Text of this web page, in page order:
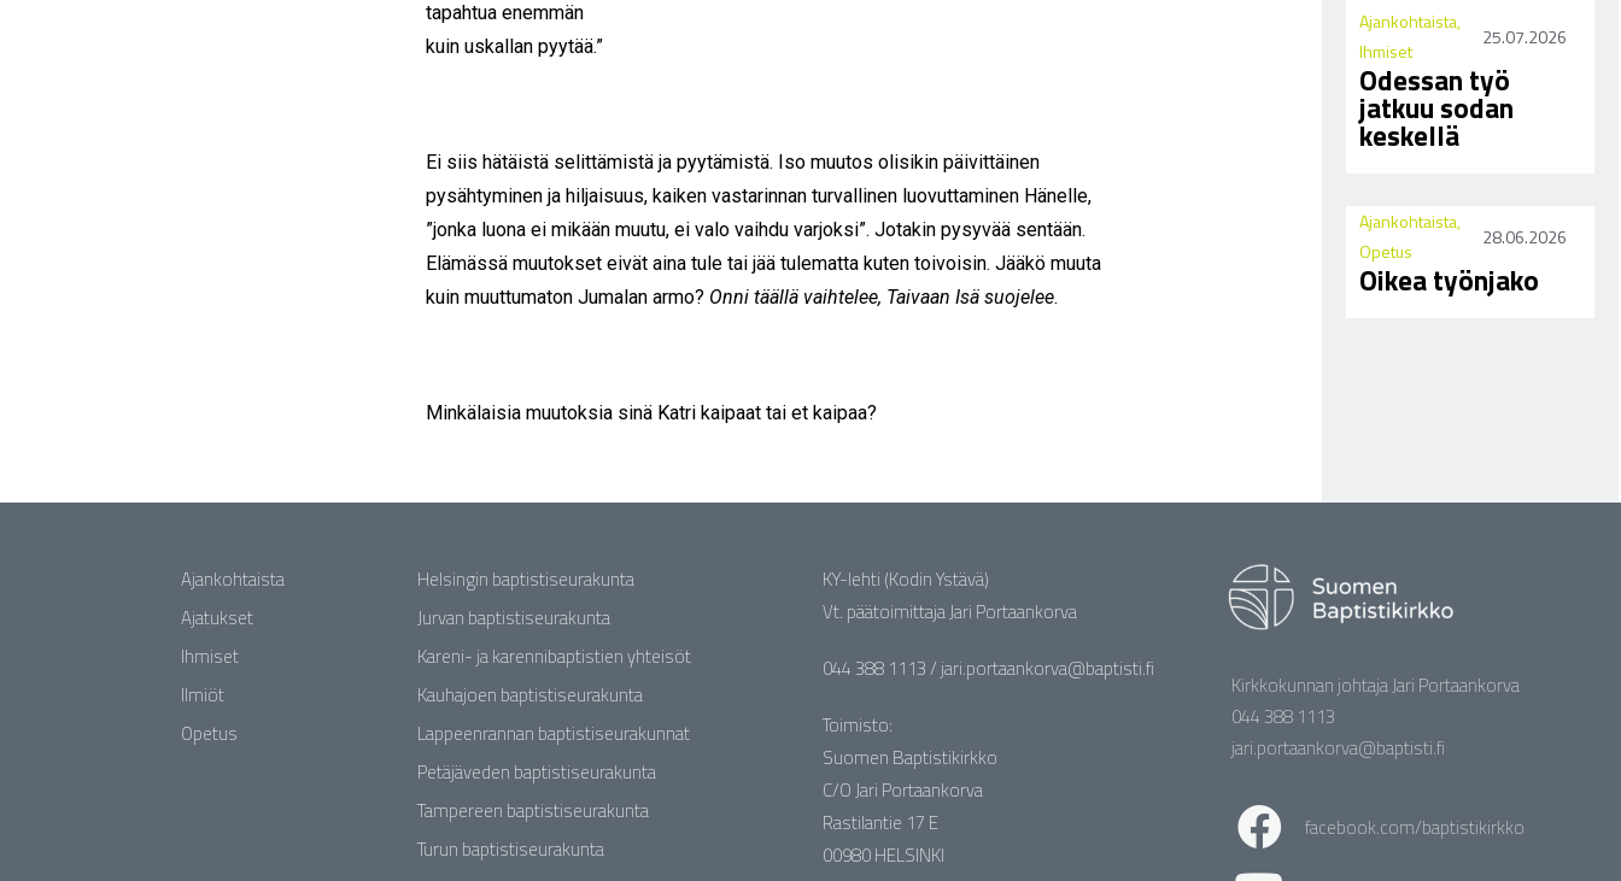
tapahtua enemmän
kuin uskallan pyytää.”
Ei siis hätäistä selittämistä ja pyytämistä. Iso muutos olisikin päivittäinen
pysähtyminen ja hiljaisuus, kaiken vastarinnan turvallinen luovuttaminen Hänelle,
”jonka luona ei mikään muutu, ei valo vaihdu varjoksi”. Jotakin pysyvää sentään.
Elämässä muutokset eivät aina tule tai jää tulematta kuten toivoisin. Jääkö muuta
kuin muuttumaton Jumalan armo? Onni täällä vaihtelee, Taivaan Isä suojelee.
Minkälaisia muutoksia sinä Katri kaipaat tai et kaipaa?
Ajankohtaista,
Ihmiset
25.07.2026
Odessan työ
jatkuu sodan
keskellä
Ajankohtaista,
Opetus
28.06.2026
Oikea työnjako
Ajankohtaista
Ajatukset
Ihmiset
Ilmiöt
Opetus
Helsingin baptistiseurakunta
Jurvan baptistiseurakunta
Kareni- ja karennibaptistien yhteisöt
Kauhajoen baptistiseurakunta
Lappeenrannan baptistiseurakunnat
Petäjäveden baptistiseurakunta
Tampereen baptistiseurakunta
Turun baptistiseurakunta
KY-lehti (Kodin Ystävä)
Vt. päätoimittaja Jari Portaankorva
044 388 1113 / jari.portaankorva@baptisti.fi
Toimisto:
Suomen Baptistikirkko
C/O Jari Portaankorva
Rastilantie 17 E
00980 HELSINKI
Kirkkokunnan johtaja Jari Portaankorva
044 388 1113
jari.portaankorva@baptisti.fi
facebook.com/baptistikirkko